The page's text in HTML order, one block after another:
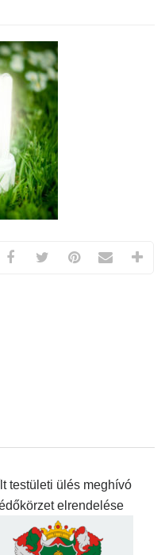
testületi ülés meghívó
elrendelése